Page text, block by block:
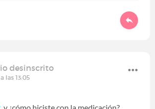
desinscrito
las 13:05
‍, y ¿cómo hiciste con la medicación?